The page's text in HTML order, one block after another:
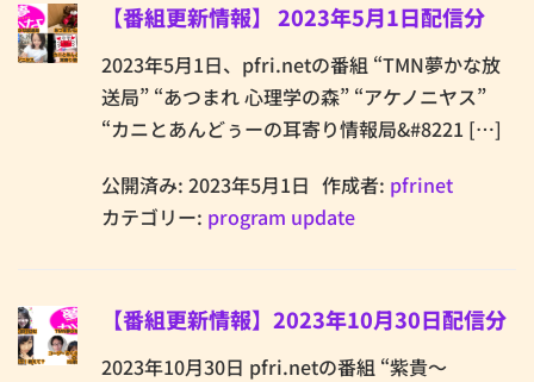
【番組更新情報】 2023年5月1日配信分
2023年5月1日、pfri.netの番組 “TMN夢かな放
送局” “あつまれ 心理学の森” “アケノニヤス”
“カニとあんどぅーの耳寄り情報局&#8221 […]
公開済み: 2023年5月1日 作成者: pfrinet
カテゴリー: program update
【番組更新情報】2023年10月30日配信分
2023年10月30日 pfri.netの番組 “紫貴～